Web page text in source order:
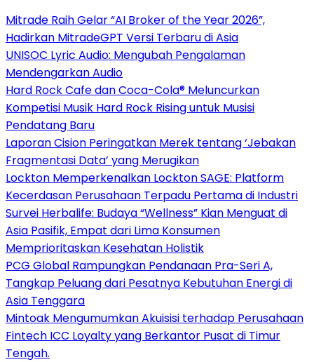
Mitrade Raih Gelar “AI Broker of the Year 2026”,
Hadirkan MitradeGPT Versi Terbaru di Asia
UNISOC Lyric Audio: Mengubah Pengalaman
Mendengarkan Audio
Hard Rock Cafe dan Coca-Cola® Meluncurkan
Kompetisi Musik Hard Rock Rising untuk Musisi
Pendatang Baru
Laporan Cision Peringatkan Merek tentang ‘Jebakan
Fragmentasi Data’ yang Merugikan
Lockton Memperkenalkan Lockton SAGE: Platform
Kecerdasan Perusahaan Terpadu Pertama di Industri
Survei Herbalife: Budaya “Wellness” Kian Menguat di
Asia Pasifik, Empat dari Lima Konsumen
Memprioritaskan Kesehatan Holistik
PCG Global Rampungkan Pendanaan Pra-Seri A,
Tangkap Peluang dari Pesatnya Kebutuhan Energi di
Asia Tenggara
Mintoak Mengumumkan Akuisisi terhadap Perusahaan
Fintech ICC Loyalty yang Berkantor Pusat di Timur
Tengah.